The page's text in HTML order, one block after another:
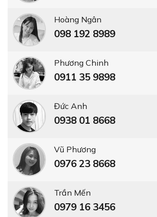
Hoàng Ngân
098 192 8989
Phương Chinh
0911 35 9898
Đức Anh
0938 01 8668
Vũ Phương
0976 23 8668
Trần Mến
0979 16 3456